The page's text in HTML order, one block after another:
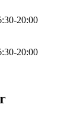
:30-20:00
:30-20:00